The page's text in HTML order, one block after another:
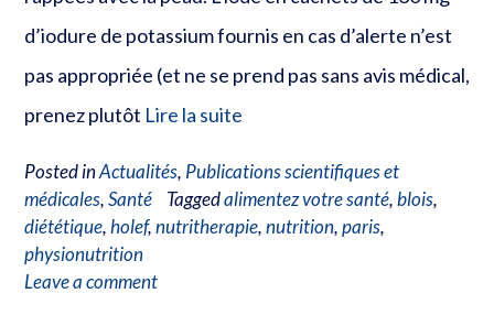
d’iodure de potassium fournis en cas d’alerte n’est
pas appropriée (et ne se prend pas sans avis médical,
prenez plutôt Lire la suite
Posted inActualités, Publications scientifiques et
médicales,Santé Taggedalimentez votre santé,blois,
diététique,holef,nutritherapie,nutrition,paris,
physionutrition
Leave a comment